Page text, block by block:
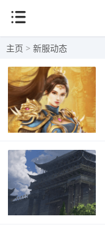
主页 > 新服动态